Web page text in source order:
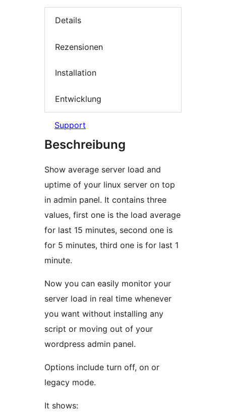
Details
Rezensionen
Installation
Entwicklung
Support
Beschreibung
Show average server load and
uptime of your linux server on top
in admin panel. It contains three
values, first one is the load average
for last 15 minutes, second one is
for 5 minutes, third one is for last 1
minute.
Now you can easily monitor your
server load in real time whenever
you want without installing any
script or moving out of your
wordpress admin panel.
Options include turn off, on or
legacy mode.
It shows: